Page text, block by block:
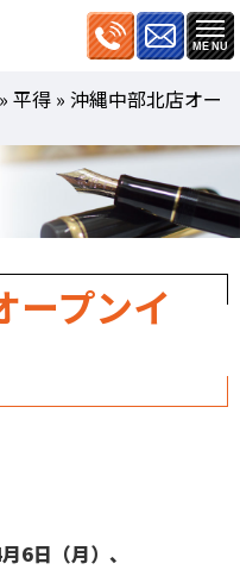
»平得 »沖縄中部北店オー
ープンイ
6日（月）、